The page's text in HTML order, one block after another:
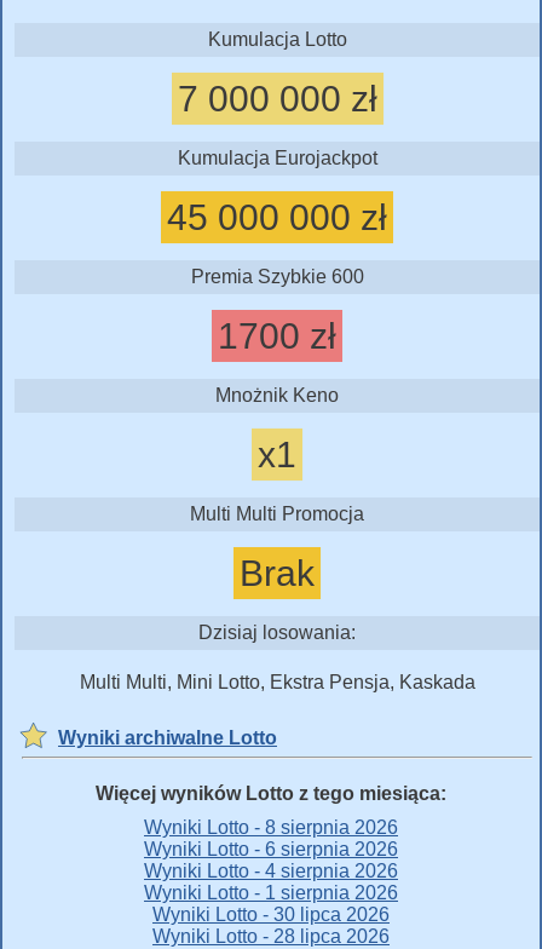
Kumulacja Lotto
7 000 000 zł
Kumulacja Eurojackpot
45 000 000 zł
Premia Szybkie 600
1700 zł
Mnożnik Keno
x1
Multi Multi Promocja
Brak
Dzisiaj losowania:
Multi Multi, Mini Lotto, Ekstra Pensja, Kaskada
Wyniki archiwalne Lotto
Więcej wyników Lotto z tego miesiąca:
Wyniki Lotto - 8 sierpnia 2026
Wyniki Lotto - 6 sierpnia 2026
Wyniki Lotto - 4 sierpnia 2026
Wyniki Lotto - 1 sierpnia 2026
Wyniki Lotto - 30 lipca 2026
Wyniki Lotto - 28 lipca 2026